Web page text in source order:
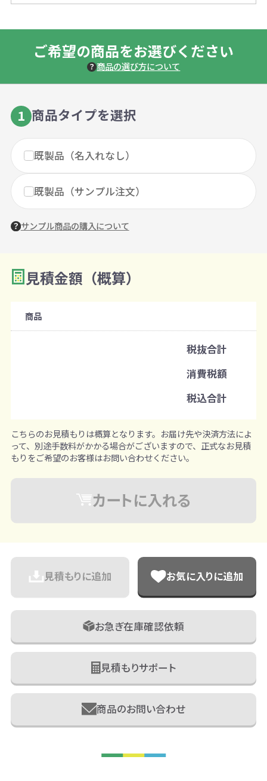
ご希望の商品をお選びください
商品の選び方について
1 商品タイプを選択
既製品（名入れなし）
既製品（サンプル注文）
サンプル商品の購入について
2 数量を入力
購入条件
見積金額（概算）
商品
税抜合計
消費税額
税込合計
こちらのお見積もりは概算となります。お届け先や決済方法によ
って、別途手数料がかかる場合がございますので、正式なお見積
もりをご希望のお客様はお問い合わせください。
カートに入れる
見積もりに追加 お気に入りに追加
お急ぎ在庫確認依頼
見積もりサポート
商品のお問い合わせ